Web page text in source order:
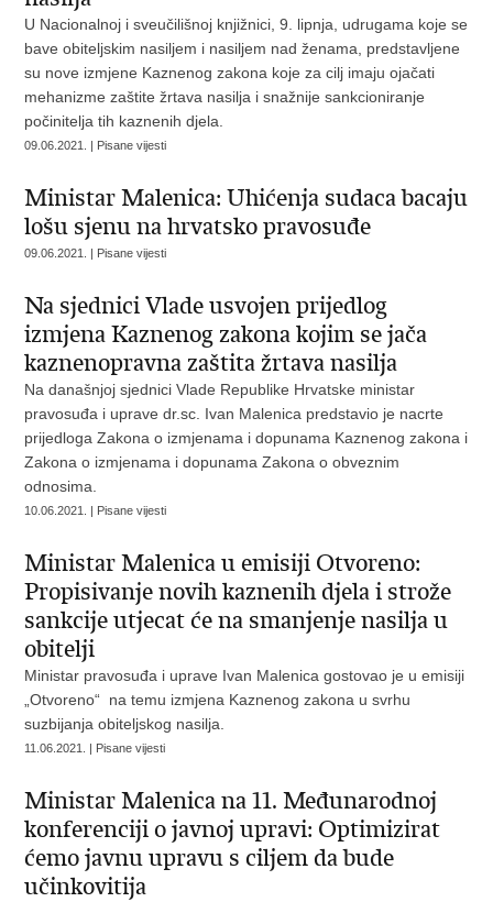
U Nacionalnoj i sveučilišnoj knjižnici, 9. lipnja, udrugama koje se
bave obiteljskim nasiljem i nasiljem nad ženama, predstavljene
su nove izmjene Kaznenog zakona koje za cilj imaju ojačati
mehanizme zaštite žrtava nasilja i snažnije sankcioniranje
počinitelja tih kaznenih djela.
09.06.2021. | Pisane vijesti
Ministar Malenica: Uhićenja sudaca bacaju
lošu sjenu na hrvatsko pravosuđe
09.06.2021. | Pisane vijesti
Na sjednici Vlade usvojen prijedlog
izmjena Kaznenog zakona kojim se jača
kaznenopravna zaštita žrtava nasilja
Na današnjoj sjednici Vlade Republike Hrvatske ministar
pravosuđa i uprave dr.sc. Ivan Malenica predstavio je nacrte
prijedloga Zakona o izmjenama i dopunama Kaznenog zakona i
Zakona o izmjenama i dopunama Zakona o obveznim
odnosima.
10.06.2021. | Pisane vijesti
Ministar Malenica u emisiji Otvoreno:
Propisivanje novih kaznenih djela i strože
sankcije utjecat će na smanjenje nasilja u
obitelji
Ministar pravosuđa i uprave Ivan Malenica gostovao je u emisiji
„Otvoreno“ na temu izmjena Kaznenog zakona u svrhu
suzbijanja obiteljskog nasilja.
11.06.2021. | Pisane vijesti
Ministar Malenica na 11. Međunarodnoj
konferenciji o javnoj upravi: Optimizirat
ćemo javnu upravu s ciljem da bude
učinkovitija